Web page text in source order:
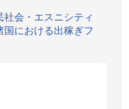
会・エスニシティ
国における出稼ぎフ